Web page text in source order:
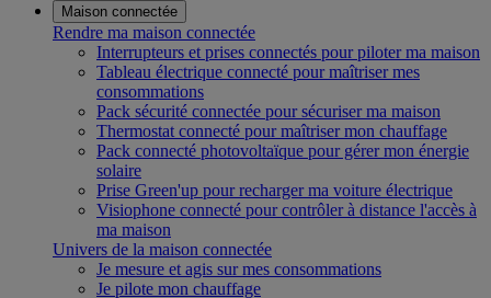
Maison connectée
Rendre ma maison connectée
Interrupteurs et prises connectés pour piloter ma maison
Tableau électrique connecté pour maîtriser mes
consommations
Pack sécurité connectée pour sécuriser ma maison
Thermostat connecté pour maîtriser mon chauffage
Pack connecté photovoltaïque pour gérer mon énergie
solaire
Prise Green'up pour recharger ma voiture électrique
Visiophone connecté pour contrôler à distance l'accès à
ma maison
Univers de la maison connectée
Je mesure et agis sur mes consommations
Je pilote mon chauffage